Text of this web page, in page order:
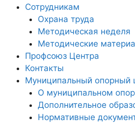
Сотрудникам
Охрана труда
Методическая неделя
Методические
Профсоюз Центра
Контакты
Муниципальный опорный
О муниципальном
Дополнительное
Нормативные